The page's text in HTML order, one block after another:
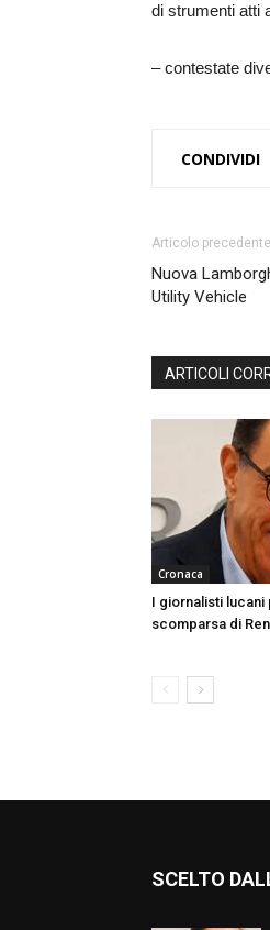
di strumenti atti
– contestate
CONDIVIDI
Articolo precedente
Nuova
Utility Vehicle
ARTICOLI
Cronaca
I giornalisti lucani
scomparsa di
SCELTO